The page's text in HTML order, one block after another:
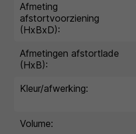
Afmeting
afstortvoorziening
(HxBxD):
Afmetingen afstortlade
(HxB):
Kleur/afwerking:
Volume: